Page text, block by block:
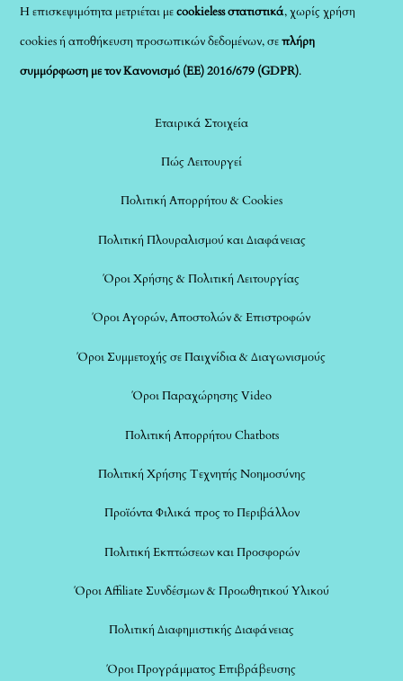
Η επισκεψιμότητα μετριέται μεcookieless στατιστικά, χωρίς χρήση
cookies ή αποθήκευση προσωπικών δεδομένων, σεπλήρη
συμμόρφωση με τον Κανονισμό (ΕΕ) 2016/679 (GDPR).
Εταιρικά Στοιχεία
Πώς Λειτουργεί
Πολιτική Απορρήτου & Cookies
Πολιτική Πλουραλισμού και Διαφάνειας
Όροι Χρήσης & Πολιτική Λειτουργίας
Όροι Αγορών, Αποστολών & Επιστροφών
Όροι Συμμετοχής σε Παιχνίδια & Διαγωνισμούς
Όροι Παραχώρησης Video
Πολιτική Απορρήτου Chatbots
Πολιτική Χρήσης Τεχνητής Νοημοσύνης
Προϊόντα Φιλικά προς το Περιβάλλον
Πολιτική Εκπτώσεων και Προσφορών
Όροι Affiliate Συνδέσμων & Προωθητικού Υλικού
Πολιτική Διαφημιστικής Διαφάνειας
Όροι Προγράμματος Επιβράβευσης